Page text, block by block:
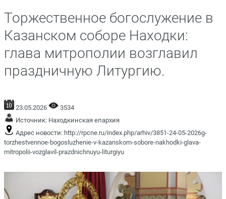
Торжественное богослужение в
Казанском соборе Находки:
глава митрополии возглавил
праздничную Литургию.
23.05.2026
3534
Источник: Находкинская епархия
Адрес новости: http://rpcne.ru/index.php/arhiv/3851-24-05-2026g-
torzhestvennoe-bogosluzhenie-v-kazanskom-sobore-nakhodki-glava-
mitropolii-vozglavil-prazdnichnuyu-liturgiyu